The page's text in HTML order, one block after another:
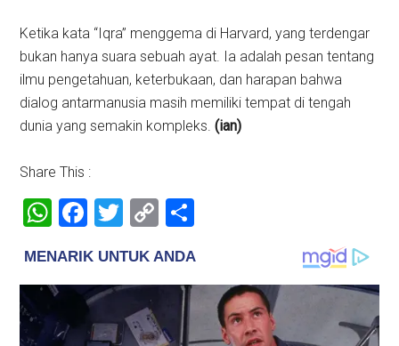
Ketika kata “Iqra” menggema di Harvard, yang terdengar
bukan hanya suara sebuah ayat. Ia adalah pesan tentang
ilmu pengetahuan, keterbukaan, dan harapan bahwa
dialog antarmanusia masih memiliki tempat di tengah
dunia yang semakin kompleks.(ian)
Share This :
WhatsApp
Facebook
Twitter
Copy